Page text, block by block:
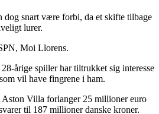
dog snart være forbi, da et skifte tilbage
lurer.
Moi Llorens.
årige spiller har tiltrukket sig interesse
vil have fingrene i ham.
Aston Villa forlanger 25 millioner euro
til 187 millioner danske kroner.